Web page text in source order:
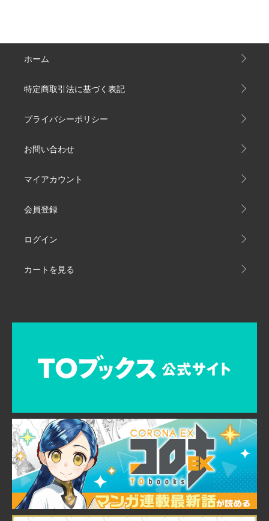
ホーム
特定商取引法に基づく表記
プライバシーポリシー
お問い合わせ
マイアカウント
会員登録
ログイン
カートを見る